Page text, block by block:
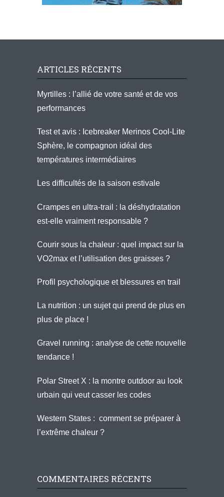
ARTICLES RÉCENTS
Myrtilles : l’allié de votre santé et de vos
performances
Test et avis : Icebreaker Merinos Cool-Lite
Sphère, le compagnon idéal des
températures intermédiaires
Les difficultés de la saison estivale
Crampes en ultra-trail : la déshydratation
est-elle vraiment responsable ?
Courir sous la chaleur : quel impact sur la
VO2max et l’utilisation des graisses ?
Profil psychologique et blessures en trail
La nutrition : un sujet qui prend de plus en
plus de place !
Gravel running : analyse de cette nouvelle
tendance !
Polar Street X : la montre outdoor au look
urbain qui veut casser les codes
Western States : comment se préparer à
l’extrême chaleur ?
COMMENTAIRES RÉCENTS